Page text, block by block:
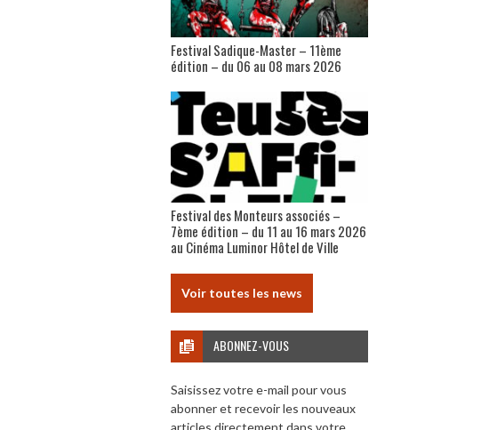
Festival Sadique-Master – 11ème
édition – du 06 au 08 mars 2026
Festival des Monteurs associés –
7ème édition – du 11 au 16 mars 2026
au Cinéma Luminor Hôtel de Ville
Voir toutes les news
ABONNEZ-VOUS
Saisissez votre e-mail pour vous
abonner et recevoir les nouveaux